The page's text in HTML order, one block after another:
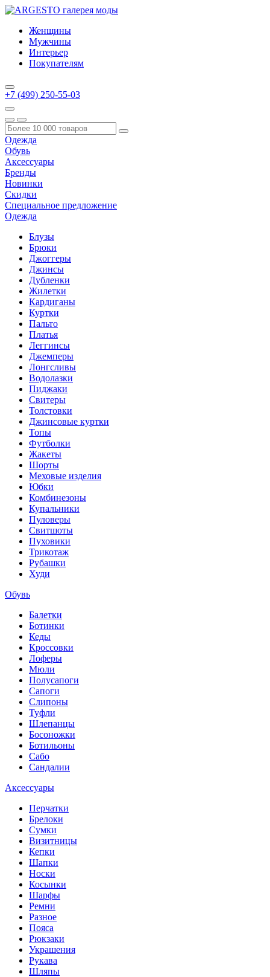
Женщины
Мужчины
Интерьер
Покупателям
+7 (499) 250-55-03
Одежда
Обувь
Аксессуары
Бренды
Новинки
Скидки
Специальное предложение
Одежда
Блузы
Брюки
Джоггеры
Джинсы
Дубленки
Жилетки
Кардиганы
Куртки
Пальто
Платья
Леггинсы
Джемперы
Лонгсливы
Водолазки
Пиджаки
Свитеры
Толстовки
Джинсовые куртки
Топы
Футболки
Жакеты
Шорты
Меховые изделия
Юбки
Комбинезоны
Купальники
Пуловеры
Свитшоты
Пуховики
Трикотаж
Рубашки
Худи
Обувь
Балетки
Ботинки
Кеды
Кроссовки
Лоферы
Мюли
Полусапоги
Сапоги
Слипоны
Туфли
Шлепанцы
Босоножки
Ботильоны
Сабо
Сандалии
Аксессуары
Перчатки
Брелоки
Сумки
Визитницы
Кепки
Шапки
Носки
Косынки
Шарфы
Ремни
Разное
Пояса
Рюкзаки
Украшения
Рукава
Шляпы